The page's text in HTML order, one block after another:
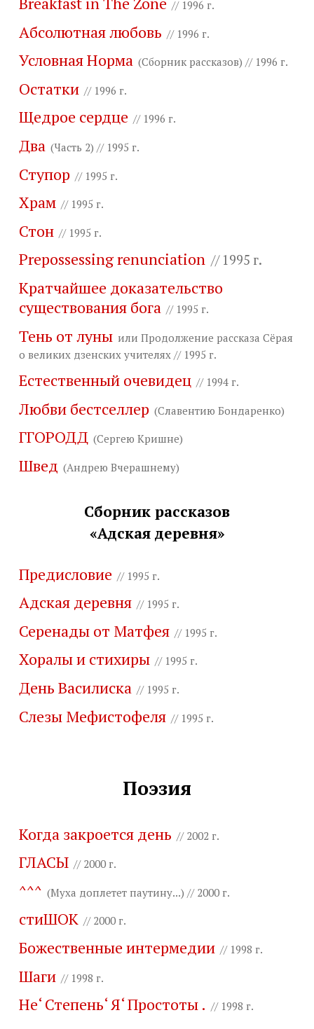
// 1996 г.
Абсолютная любовь // 1996 г.
Условная Норма (Сборник рассказов) // 1996 г.
Остатки // 1996 г.
Щедрое сердце // 1996 г.
Два (Часть 2) // 1995 г.
Ступор // 1995 г.
Храм // 1995 г.
Стон // 1995 г.
Prepossessing renunciation // 1995 г.
Кратчайшее доказательство
существования бога // 1995 г.
Тень от луны или Продолжение рассказа Сёрая
о великих дзенских учителях // 1995 г.
Естественный очевидец // 1994 г.
Любви бестселлер (Славентию Бондаренко)
ГГОРОДД (Сергею Кришне)
Швед (Андрею Вчерашнему)
Сборник рассказов
«Адская деревня»
Предисловие // 1995 г.
Адская деревня // 1995 г.
Серенады от Матфея // 1995 г.
Хоралы и стихиры // 1995 г.
День Василиска // 1995 г.
Слезы Мефистофеля // 1995 г.
Поэзия
Когда закроется день // 2002 г.
ГЛАСЫ // 2000 г.
^^^ (Муха доплетет паутину...) // 2000 г.
стиШОК // 2000 г.
Божественные интермедии // 1998 г.
Шаги // 1998 г.
Не‘ Степень‘ Я‘ Простоты . // 1998 г.